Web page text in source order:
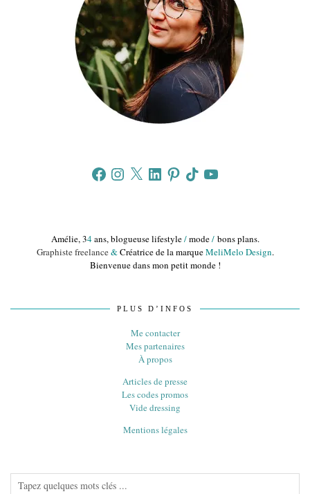
FacebookInstagram
X LinkedInPinterestTikTokYouTube
Amélie, 34ans, blogueuse lifestyle/mode/bons plans.
Graphiste freelance&Créatrice de la marqueMeliMelo Design.
Bienvenue dans mon petit monde !
PLUS D’INFOS
Me contacter
Mes partenaires
À propos
Articles de presse
Les codes promos
Vide dressing
Mentions légales